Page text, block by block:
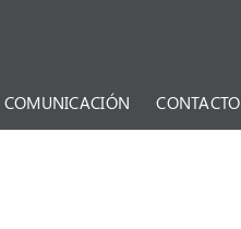
COMUNICACIÓN CONTACTO